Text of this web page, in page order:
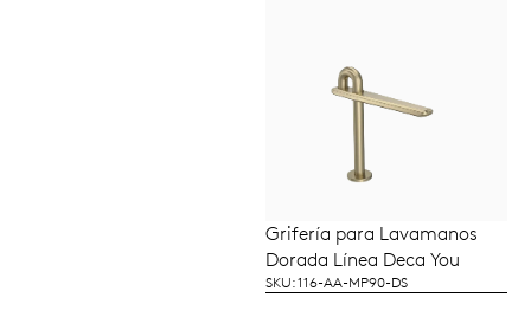
LEER MÁS
Grifería para Lavamanos
Dorada Línea Deca You
SKU: 116-AA-MP90-DS